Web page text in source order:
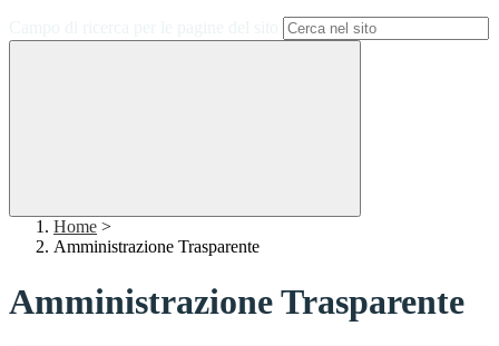
Home >
Amministrazione Trasparente
Amministrazione Trasparente